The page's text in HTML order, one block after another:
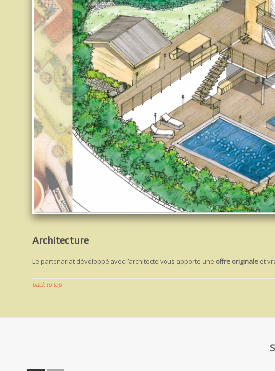
Architecture
Le partenariat développé avec l’architecte vous apporte une offre originale et
back to top